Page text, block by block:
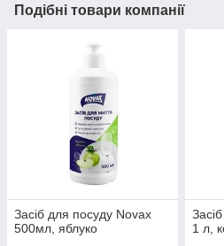
Подібні товари компанії
Засіб для посуду Novax
500мл, яблуко
1 л,